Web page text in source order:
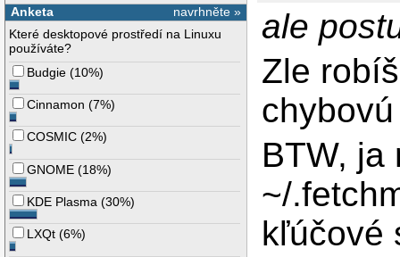
navrhněte »
Anketa
Které desktopové prostředí na Linuxu
používáte?
Budgie (10%)
Cinnamon (7%)
COSMIC (2%)
GNOME (18%)
KDE Plasma (30%)
LXQt (6%)
ale
Zle
BTW, ja
~/
kľúčové